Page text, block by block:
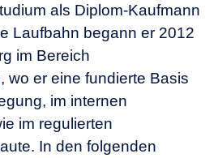
als Diplom-Kaufmann
Laufbahn begann er 2012
im Bereich
wo er eine fundierte Basis
im internen
im regulierten
In den folgenden